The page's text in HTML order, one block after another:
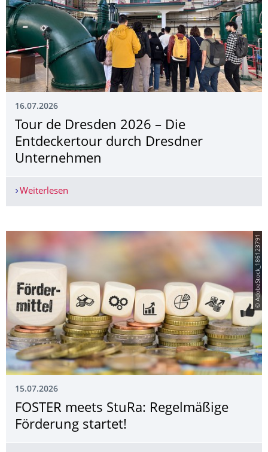
16.07.2026
Tour de Dresden 2026 – Die
Entdeckertour durch Dresdner
Unternehmen
Weiterlesen
© AdobeStock_186123791
15.07.2026
FOSTER meets StuRa: Regelmäßige
Förderung startet!